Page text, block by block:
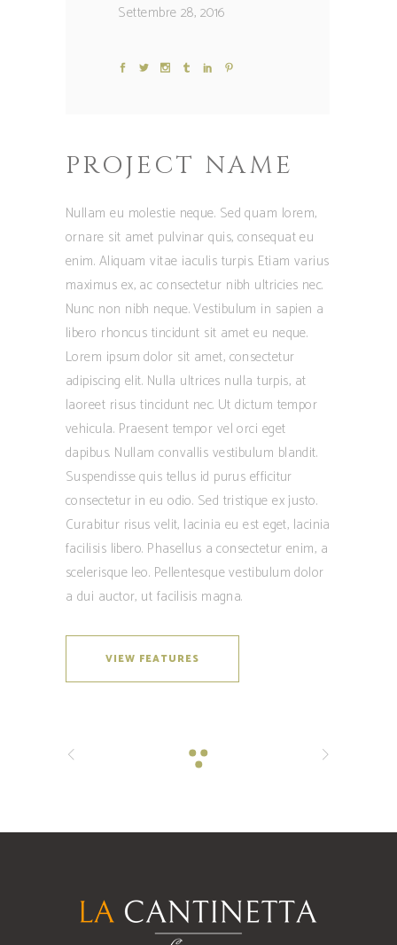
Settembre 28, 2016
PROJECT NAME
Nullam eu molestie neque. Sed quam lorem,
ornare sit amet pulvinar quis, consequat eu
enim. Aliquam vitae iaculis turpis. Etiam varius
maximus ex, ac consectetur nibh ultricies nec.
Nunc non nibh neque. Vestibulum in sapien a
libero rhoncus tincidunt sit amet eu neque.
Lorem ipsum dolor sit amet, consectetur
adipiscing elit. Nulla ultrices nulla turpis, at
laoreet risus tincidunt nec. Ut dictum tempor
vehicula. Praesent tempor vel orci eget
dapibus. Nullam convallis vestibulum blandit.
Suspendisse quis tellus id purus efficitur
consectetur in eu odio. Sed tristique ex justo.
Curabitur risus velit, lacinia eu est eget, lacinia
facilisis libero. Phasellus a consectetur enim, a
scelerisque leo. Pellentesque vestibulum dolor
a dui auctor, ut facilisis magna.
VIEW FEATURES